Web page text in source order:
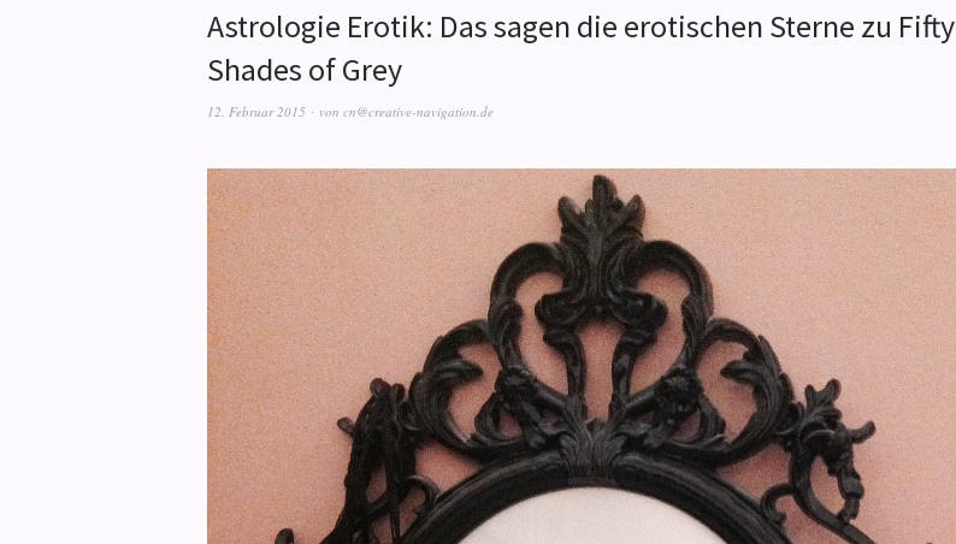
Astrologie Erotik: Das sagen die erotischen Sterne zu Fifty
Shades of Grey
12. Februar 2015 von cn@creative-navigation.de